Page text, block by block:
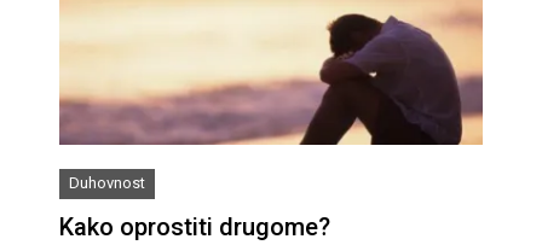
Duhovnost
Kako oprostiti drugome?